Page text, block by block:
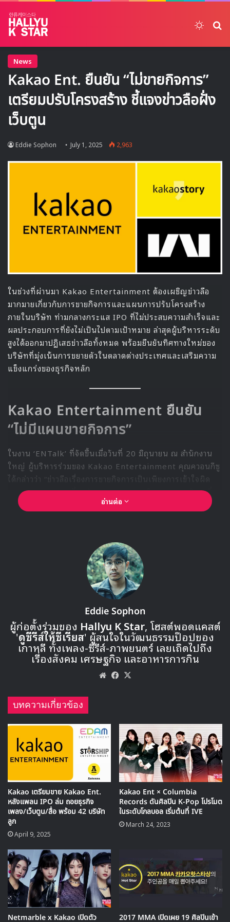
News
Kakao Ent. ยืนยัน “ไม่ขายกิจการ”
เตรียมปรับโครงสร้าง ชี้แจงข่าวลือฝั่ง
เว็บตูน
Eddie Sophon July 1, 2025 2,963
ในช่วงที่ผ่านมา Kakao Entertainment ต้องเผชิญข่าวลือ
มากมายเกี่ยวกับการขายกิจการและแผนการปรับโครงสร้าง
ภายในบริษัท ท่ามกลางกระแส IPO ที่ไม่ประสบความสำเร็จและ
ผลประกอบการที่ยังไม่เป็นไปตามเป้าหมาย ล่าสุดผู้บริหารระดับ
สูงได้ออกมาปฏิเสธข่าวลือทั้งหมด พร้อมยืนยันทิศทางใหม่ของ
บริษัทที่มุ่งเน้นการขยายตัวในตลาดต่างประเทศและเสริมความ
แข็งแกร่งของธุรกิจหลัก
Kakao Entertainment ยืนยัน
“ไม่มีแผนขายกิจการ”
ในงาน ‘ENTalk’ ที่จัดขึ้นเมื่อวันที่ 20 มิถุนายน ณ สำนักงาน
ใหญ่ ผู้บริหารร่วมของ Kakao Entertainment คุณควอนกีซู
ได้กล่าวว่า “ข่าวลือเรื่องการขายกิจการเป็นเพียงการเข้าใจผิด
จากกระบวนการเปลี่ยนนักลงทุนทางการเงินและการปรับเปลี่ยน
โครงสร้างผู้ถือหุ้นเท่านั้น ซึ่งไม่เป็นความจริง”
กรณีข่าวลือเรื่องการแยกธุรกิจสตอรี่ (เว็บตูน/เว็บนิยาย) ออก
จากธุรกิจหลัก และการควบรวมกับ Kakao Piccoma (บริการ
แพลตฟอร์มดิจิตัลคอมมิคในญี่ปุ่น) นั้น คุณควอนกล่าวว่า “ยัง
ไม่มีสิ่งใดที่ยืนยันแน่นอนในตอนนี้ ทุกคนไม่ต้องกังวล และขอ
ให้มุ่งมั่นกับงานของตัวเองต่อไป”
🎙GYUBIN ปลื้มเมืองไทยขนาดไหน? ถึงกลับมาถ่าย
MV เพลงใหม่ LIKE U 100 ที่กรุงเทพ
▶ คลิกดูสัมภาษณ์พิเศษ
ขาดทุนต่อเนื่อง – แต่ยังคงขยาย
ธุรกิจระดับโลก
จากรายงานผลประกอบการล่าสุด Kakao Entertainment มี
รายได้รวมในปี 2024 อยู่ที่ 1.81 ล้านล้านวอน ลดลงจากปีก่อน
หน้า พร้อมขาดทุนสุทธิถึง 2.59 แสนล้านวอน สาเหตุหลักมา
อ่านต่อ
Eddie Sophon
ผู้ก่อตั้งร่วมของ Hallyu K Star, โฮสต์พอดแคสต์
'ดูซีรีส์ให้ซีเรียส' ผู้สนใจในวัฒนธรรมป๊อปของ
เกาหลี ทั้งเพลง-ซีรีส์-ภาพยนตร์ เลยเถิดไปถึง
เรื่องสังคม เศรษฐกิจ และอาหารการกิน
WebsiteFacebook
บทความเกี่ยวข้อง
Kakao เตรียมขาย Kakao Ent.
หลังแพลน IPO ล่ม ถอยธุรกิจ
เพลง/เว็บตูน/สื่อ พร้อม 42 บริษัท
ลูก
April 9, 2025
Kakao Ent × Columbia
Records ดันศิลปิน K-Pop โปรโมต
ในระดับโกลบอล เริ่มต้นที่ IVE
March 24, 2023
Netmarble x Kakao เปิดตัว 2017 MMA เปิดเผย 19 ศิลปินเข้า